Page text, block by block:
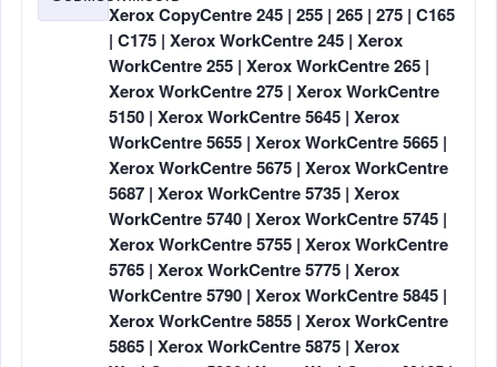
Xerox CopyCentre 245 | 255 | 265 | 275 | C165
| C175 | Xerox WorkCentre 245 | Xerox
WorkCentre 255 | Xerox WorkCentre 265 |
Xerox WorkCentre 275 | Xerox WorkCentre
5150 | Xerox WorkCentre 5645 | Xerox
WorkCentre 5655 | Xerox WorkCentre 5665 |
Xerox WorkCentre 5675 | Xerox WorkCentre
5687 | Xerox WorkCentre 5735 | Xerox
WorkCentre 5740 | Xerox WorkCentre 5745 |
Xerox WorkCentre 5755 | Xerox WorkCentre
5765 | Xerox WorkCentre 5775 | Xerox
WorkCentre 5790 | Xerox WorkCentre 5845 |
Xerox WorkCentre 5855 | Xerox WorkCentre
5865 | Xerox WorkCentre 5875 | Xerox